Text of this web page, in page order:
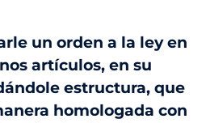
un orden a la ley en
artículos, en su
estructura, que
homologada con